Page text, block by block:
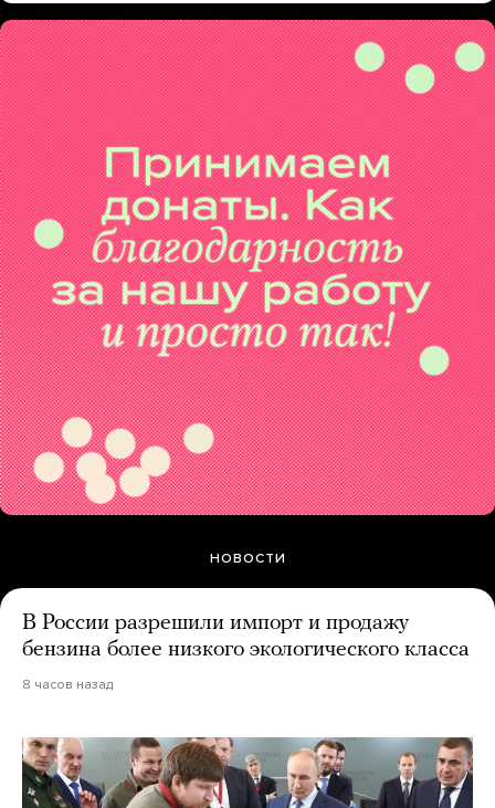
НОВОСТИ
В России разрешили импорт и продажу
бензина более низкого экологического класса
8 часов назад